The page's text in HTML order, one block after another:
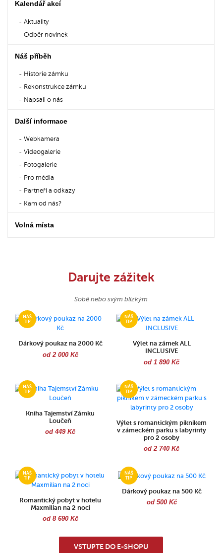
Kalendář akcí
Aktuality
Odběr novinek
Náš příběh
Historie zámku
Rekonstrukce zámku
Napsali o nás
Další informace
Webkamera
Videogalerie
Fotogalerie
Pro média
Partneři a odkazy
Kam od nás?
Volná místa
Darujte zážitek
Sobě nebo svým blízkým
Dárkový poukaz na 2000 Kč
od 2 000 Kč
Výlet na zámek ALL
INCLUSIVE
od 1 890 Kč
Kniha Tajemství Zámku
Loučeň
od 449 Kč
Výlet s romantickým piknikem
v zámeckém parku s labyrinty
pro 2 osoby
od 2 740 Kč
Romantický pobyt v hotelu
Maxmilian na 2 noci
od 8 690 Kč
Dárkový poukaz na 500 Kč
od 500 Kč
VSTUPTE DO E-SHOPU